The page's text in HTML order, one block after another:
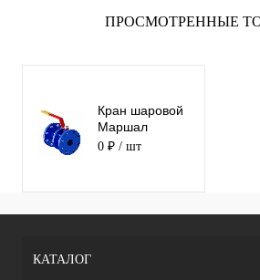
ПРОСМОТРЕННЫЕ
Кран шаровой
Маршал
11с67п СФ
0 ₽ / шт
КАТАЛОГ